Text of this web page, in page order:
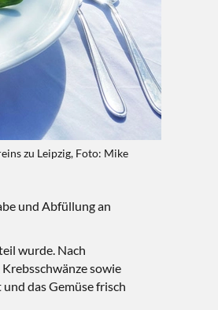
zu Leipzig, Foto: Mike
und Abfüllung an
wurde. Nach
sowie
das Gemüse frisch